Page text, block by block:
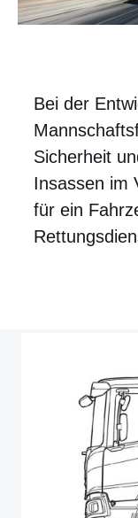
Bei der
Sicherheit
Insassen im
für ein